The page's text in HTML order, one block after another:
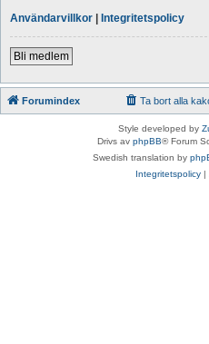
Användarvillkor | Integritetspolicy
Bli medlem
Forumindex Ta bort alla
Style developed by
Drivs av phpBB® Forum
Swedish translation by
Integritetspolicy|